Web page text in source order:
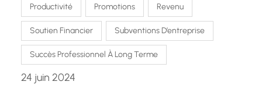
Productivité Promotions Revenu
Soutien Financier Subventions D’entreprise
Succès Professionnel À Long Terme
24 juin 2024